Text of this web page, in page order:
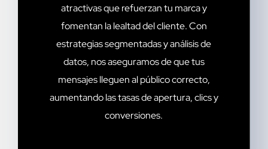
atractivas que refuerzan tu marca y
fomentan la lealtad del cliente. Con
estrategias segmentadas y análisis de
datos, nos aseguramos de que tus
mensajes lleguen al público correcto,
aumentando las tasas de apertura, clics y
conversiones.